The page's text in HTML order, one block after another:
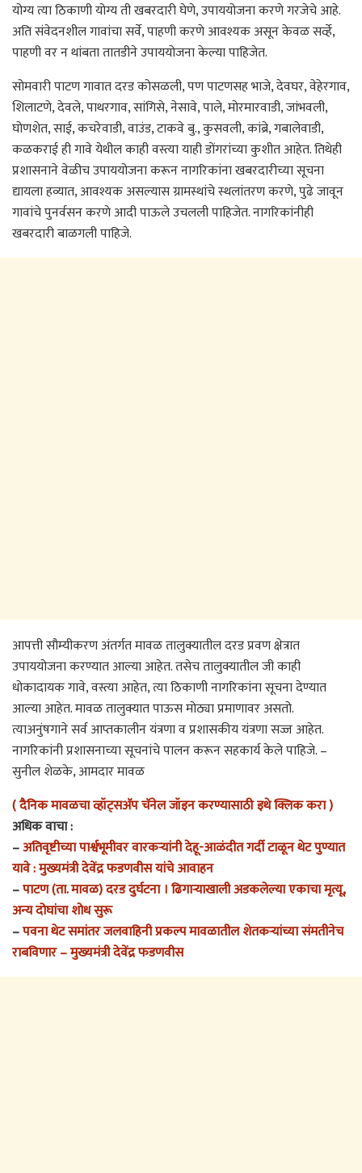
योग्य त्या ठिकाणी योग्य ती खबरदारी घेणे, उपाययोजना करणे गरजेचे आहे.
अति संवेदनशील गावांचा सर्वे, पाहणी करणे आवश्यक असून केवळ सर्व्हे,
पाहणी वर न थांबता तातडीने उपाययोजना केल्या पाहिजेत.
सोमवारी पाटण गावात दरड कोसळली, पण पाटणसह भाजे, देवघर, वेहेरगाव,
शिलाटणे, देवले, पाथरगाव, सांगिसे, नेसावे, पाले, मोरमारवाडी, जांभवली,
घोणशेत, साई, कचरेवाडी, वाउंड, टाकवे बु., कुसवली, कांब्रे, गबालेवाडी,
कळकराई ही गावे येथील काही वस्त्या याही डोंगरांच्या कुशीत आहेत. तिथेही
प्रशासनाने वेळीच उपाययोजना करून नागरिकांना खबरदारीच्या सूचना
द्यायला हव्यात, आवश्यक असल्यास ग्रामस्थांचे स्थलांतरण करणे, पुढे जावून
गावांचे पुनर्वसन करणे आदी पाऊले उचलली पाहिजेत. नागरिकांनीही
खबरदारी बाळगली पाहिजे.
आपत्ती सौम्यीकरण अंतर्गत मावळ तालुक्यातील दरड प्रवण क्षेत्रात
उपाययोजना करण्यात आल्या आहेत. तसेच तालुक्यातील जी काही
धोकादायक गावे, वस्त्या आहेत, त्या ठिकाणी नागरिकांना सूचना देण्यात
आल्या आहेत. मावळ तालुक्यात पाऊस मोठ्या प्रमाणावर असतो.
त्याअनुंषगाने सर्व आप्तकालीन यंत्रणा व प्रशासकीय यंत्रणा सज्ज आहेत.
नागरिकांनी प्रशासनाच्या सूचनांचे पालन करून सहकार्य केले पाहिजे. –
सुनील शेळके, आमदार मावळ
( दैनिक मावळचा व्हॉट्सअ‍ॅप चॅनेल जॉइन करण्यासाठी इथे क्लिक करा )
अधिक वाचा :
–अतिवृष्टीच्या पार्श्वभूमीवर वारकऱ्यांनी देहू-आळंदीत गर्दी टाळून थेट पुण्यात
यावे : मुख्यमंत्री देवेंद्र फडणवीस यांचे आवाहन
–पाटण (ता. मावळ) दरड दुर्घटना । ढिगाऱ्याखाली अडकलेल्या एकाचा मृत्यू,
अन्य दोघांचा शोध सुरू
–पवना थेट समांतर जलवाहिनी प्रकल्प मावळातील शेतकऱ्यांच्या संमतीनेच
राबविणार – मुख्यमंत्री देवेंद्र फडणवीस